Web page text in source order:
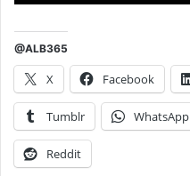
@ALB365
X Facebook
Tumblr WhatsApp
Reddit